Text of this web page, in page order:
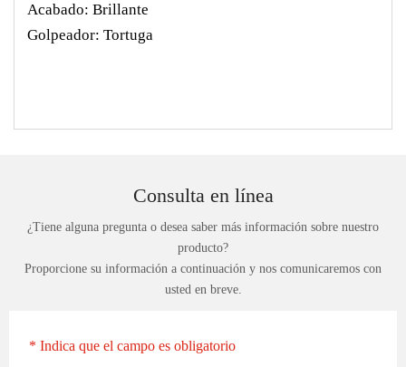
Acabado: Brillante
Golpeador: Tortuga
Consulta en línea
¿Tiene alguna pregunta o desea saber más información sobre nuestro
producto?
Proporcione su información a continuación y nos comunicaremos con
usted en breve.
* Indica que el campo es obligatorio